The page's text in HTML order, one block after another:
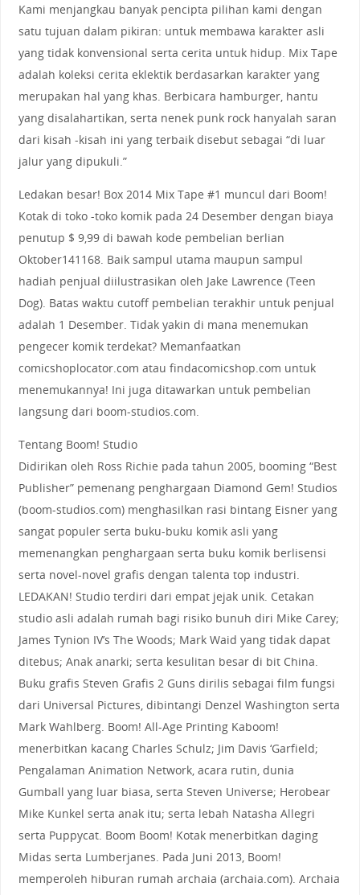
Kami menjangkau banyak pencipta pilihan kami dengan
satu tujuan dalam pikiran: untuk membawa karakter asli
yang tidak konvensional serta cerita untuk hidup. Mix Tape
adalah koleksi cerita eklektik berdasarkan karakter yang
merupakan hal yang khas. Berbicara hamburger, hantu
yang disalahartikan, serta nenek punk rock hanyalah saran
dari kisah -kisah ini yang terbaik disebut sebagai “di luar
jalur yang dipukuli.”
Ledakan besar! Box 2014 Mix Tape #1 muncul dari Boom!
Kotak di toko -toko komik pada 24 Desember dengan biaya
penutup $ 9,99 di bawah kode pembelian berlian
Oktober141168. Baik sampul utama maupun sampul
hadiah penjual diilustrasikan oleh Jake Lawrence (Teen
Dog). Batas waktu cutoff pembelian terakhir untuk penjual
adalah 1 Desember. Tidak yakin di mana menemukan
pengecer komik terdekat? Memanfaatkan
comicshoplocator.com atau findacomicshop.com untuk
menemukannya! Ini juga ditawarkan untuk pembelian
langsung dari boom-studios.com.
Tentang Boom! Studio
Didirikan oleh Ross Richie pada tahun 2005, booming “Best
Publisher” pemenang penghargaan Diamond Gem! Studios
(boom-studios.com) menghasilkan rasi bintang Eisner yang
sangat populer serta buku-buku komik asli yang
memenangkan penghargaan serta buku komik berlisensi
serta novel-novel grafis dengan talenta top industri.
LEDAKAN! Studio terdiri dari empat jejak unik. Cetakan
studio asli adalah rumah bagi risiko bunuh diri Mike Carey;
James Tynion IV’s The Woods; Mark Waid yang tidak dapat
ditebus; Anak anarki; serta kesulitan besar di bit China.
Buku grafis Steven Grafis 2 Guns dirilis sebagai film fungsi
dari Universal Pictures, dibintangi Denzel Washington serta
Mark Wahlberg. Boom! All-Age Printing Kaboom!
menerbitkan kacang Charles Schulz; Jim Davis ‘Garfield;
Pengalaman Animation Network, acara rutin, dunia
Gumball yang luar biasa, serta Steven Universe; Herobear
Mike Kunkel serta anak itu; serta lebah Natasha Allegri
serta Puppycat. Boom Boom! Kotak menerbitkan daging
Midas serta Lumberjanes. Pada Juni 2013, Boom!
memperoleh hiburan rumah archaia (archaia.com). Archaia